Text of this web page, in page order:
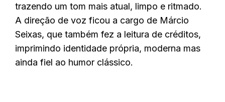
trazendo um tom mais atual, limpo e ritmado.
A direção de voz ficou a cargo de Márcio
Seixas, que também fez a leitura de créditos,
imprimindo identidade própria, moderna mas
ainda fiel ao humor clássico.